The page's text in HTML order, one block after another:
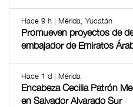
Hace 9 h | Mérida, Yucatán
Promueven proyectos de
embajador de Emiratos
Hace 1 d | Mérida
Encabeza Cecilia Patrón
en Salvador Alvarado Sur